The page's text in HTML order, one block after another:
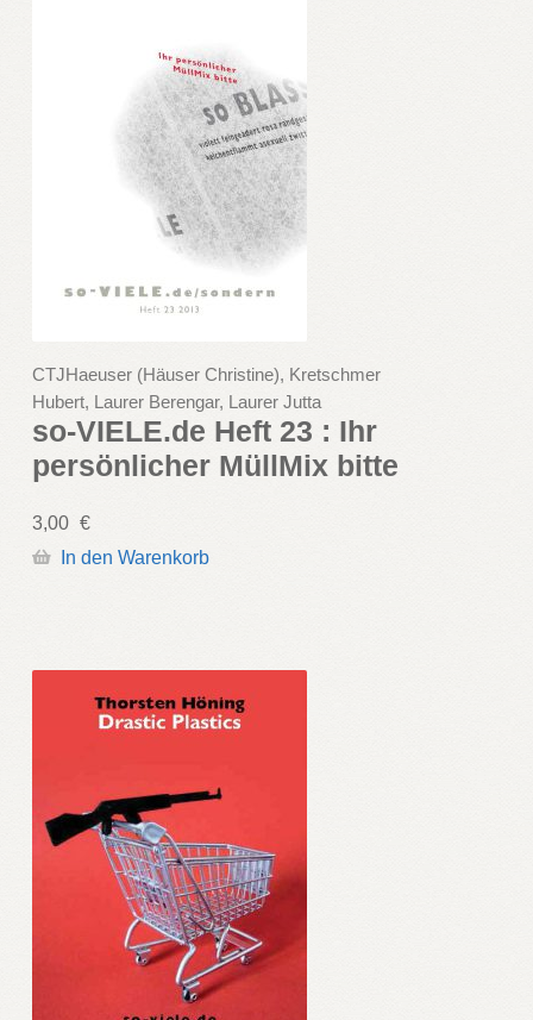
CTJHaeuser (Häuser Christine), Kretschmer
Hubert, Laurer Berengar, Laurer Jutta
so-VIELE.de Heft 23 : Ihr
persönlicher MüllMix bitte
3,00 €
In den Warenkorb